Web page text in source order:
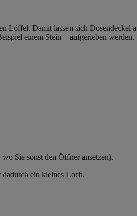
Löffel. Damit lassen sich Dosendeckel
einem Stein – aufgerieben werden.
Sie sonst den Öffner ansetzen).
ein kleines Loch.